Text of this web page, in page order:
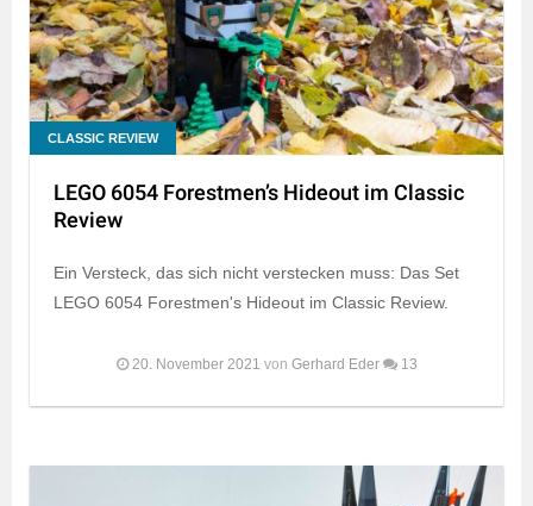
CLASSIC REVIEW
LEGO 6054 Forestmen’s Hideout im Classic
Review
Ein Versteck, das sich nicht verstecken muss: Das Set
LEGO 6054 Forestmen's Hideout im Classic Review.
20. November 2021 von Gerhard Eder 13